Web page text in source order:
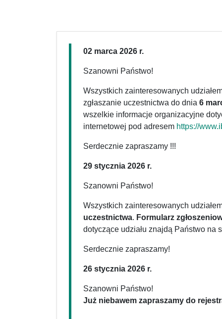
02 marca 2026 r.
Szanowni Państwo!
Wszystkich zainteresowanych
zgłaszanie uczestnictwa do dnia 6
wszelkie informacje organizacyjne
internetowej pod adresem https://
Serdecznie zapraszamy !!!
29 stycznia 2026 r.
Szanowni Państwo!
Wszystkich zainteresowanych
uczestnictwa. Formularz
dotyczące udziału znajdą Państwo na
Serdecznie zapraszamy!
26 stycznia 2026 r.
Szanowni Państwo!
Już niebawem zapraszamy do